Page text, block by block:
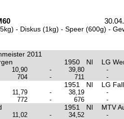
- Diskus (1kg) - Speer (600g) -
2011
1950 NI LG
10,90 - 39,80
-
704 - 711 -
1951 NI LG
11,79 - 38,19
-
772 - 676 -
1951 NI MTV
11,02 - 34,52
-